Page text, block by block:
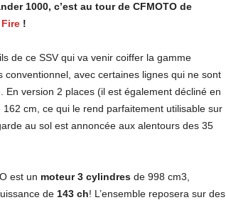
1000, c’est au tour de CFMOTO de
!
de ce SSV qui va venir coiffer la gamme
avec certaines lignes qui ne sont
En version 2 places (il est également décliné en
cm, ce qui le rend parfaitement utilisable sur
au sol est annoncée aux alentours des 35
est un moteur 3 cylindresde 998 cm3,
de 143 ch! L’ensemble reposera sur des